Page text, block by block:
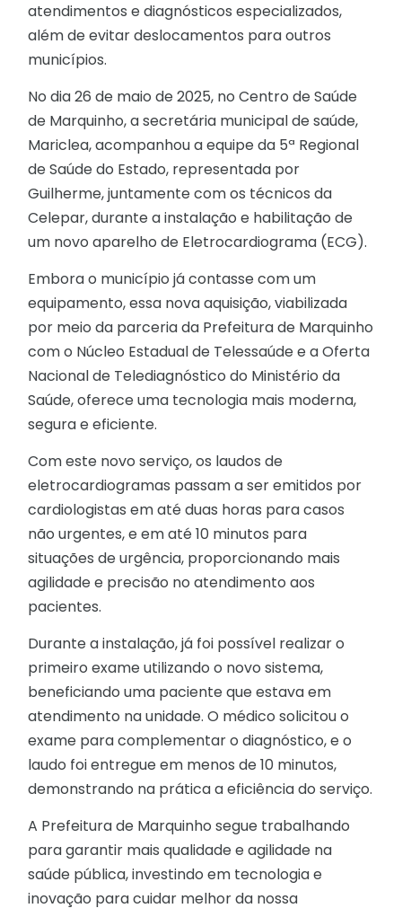
atendimentos e diagnósticos especializados,
além de evitar deslocamentos para outros
municípios.
No dia 26 de maio de 2025, no Centro de Saúde
de Marquinho, a secretária municipal de saúde,
Mariclea, acompanhou a equipe da 5ª Regional
de Saúde do Estado, representada por
Guilherme, juntamente com os técnicos da
Celepar, durante a instalação e habilitação de
um novo aparelho de Eletrocardiograma (ECG).
Embora o município já contasse com um
equipamento, essa nova aquisição, viabilizada
por meio da parceria da Prefeitura de Marquinho
com o Núcleo Estadual de Telessaúde e a Oferta
Nacional de Telediagnóstico do Ministério da
Saúde, oferece uma tecnologia mais moderna,
segura e eficiente.
Com este novo serviço, os laudos de
eletrocardiogramas passam a ser emitidos por
cardiologistas em até duas horas para casos
não urgentes, e em até 10 minutos para
situações de urgência, proporcionando mais
agilidade e precisão no atendimento aos
pacientes.
Durante a instalação, já foi possível realizar o
primeiro exame utilizando o novo sistema,
beneficiando uma paciente que estava em
atendimento na unidade. O médico solicitou o
exame para complementar o diagnóstico, e o
laudo foi entregue em menos de 10 minutos,
demonstrando na prática a eficiência do serviço.
A Prefeitura de Marquinho segue trabalhando
para garantir mais qualidade e agilidade na
saúde pública, investindo em tecnologia e
inovação para cuidar melhor da nossa